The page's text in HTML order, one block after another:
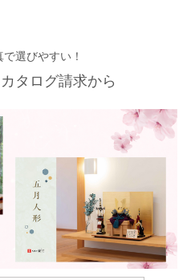
選びやすい！
タログ請求から